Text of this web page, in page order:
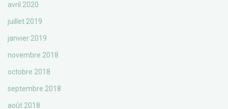
avril 2020
juillet 2019
janvier 2019
novembre 2018
octobre 2018
septembre 2018
août 2018